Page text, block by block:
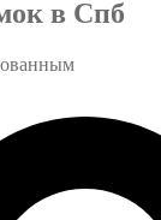
в Спб